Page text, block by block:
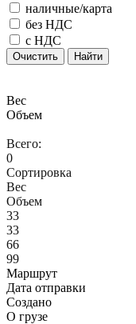
наличные/карта
без НДС
с НДС
Очистить Найти
Вес
Объем
Всего:
0
Сортировка
Вес
Объем
33
33
66
99
Маршрут
Дата отправки
Создано
О грузе